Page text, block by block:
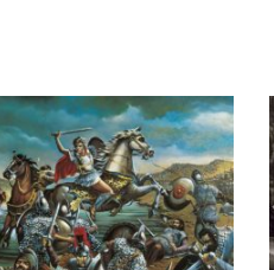
του για να είναι σοβαρό,
αλλά όταν ο γονιός
θα γίνει ένας